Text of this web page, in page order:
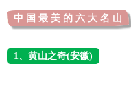
中 国 最 美 的 六 大 名 山
1、黄山之奇(安徽)